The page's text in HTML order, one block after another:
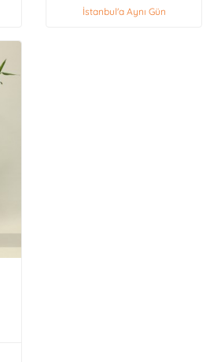
İstanbul'a Aynı Gün